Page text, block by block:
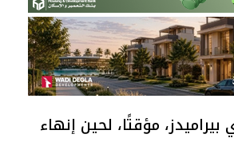
مؤقتًا، لحين إنهاء